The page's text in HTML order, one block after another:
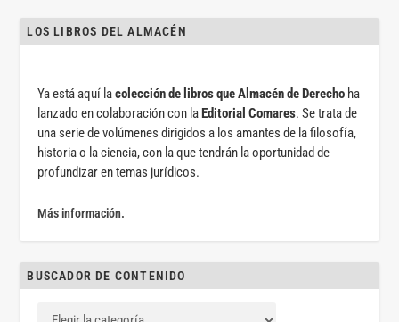
LOS LIBROS DEL ALMACÉN
Ya está aquí lacolección de libros que Almacén de Derecho ha
lanzado en colaboración con laEditorial Comares. Se trata de
una serie de volúmenes dirigidos a los amantes de la filosofía,
historia o la ciencia, con la que tendrán la oportunidad de
profundizar en temas jurídicos.
Más información.
BUSCADOR DE CONTENIDO